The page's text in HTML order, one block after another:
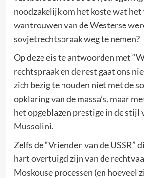
noodzakelijk om het koste wat het
wantrouwen van de Westerse
sovjetrechtspraak weg te nemen?
Op deze eis te antwoorden met
rechtspraak en de rest gaat ons
zich bezig te houden niet met de
opklaring van de massa’s, maar
het opgeblazen prestige in de stijl
Mussolini.
Zelfs de “Vrienden van de USSR”
hart overtuigd zijn van de
Moskouse processen (en hoeveel